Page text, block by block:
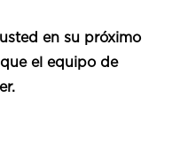
en su próximo
el equipo de